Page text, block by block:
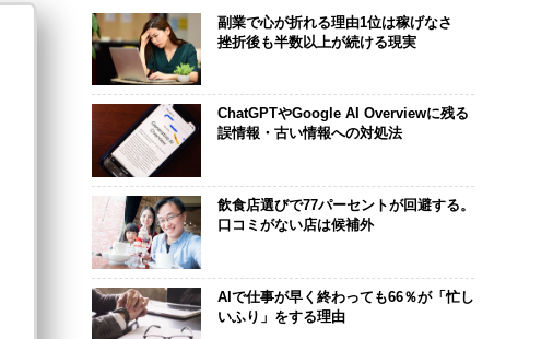
副業で心が折れる理由1位は稼げなさ
挫折後も半数以上が続ける現実
ChatGPTやGoogle AI Overviewに残る
誤情報・古い情報への対処法
飲食店選びで77パーセントが回避する。
口コミがない店は候補外
AIで仕事が早く終わっても66％が「忙し
いふり」をする理由